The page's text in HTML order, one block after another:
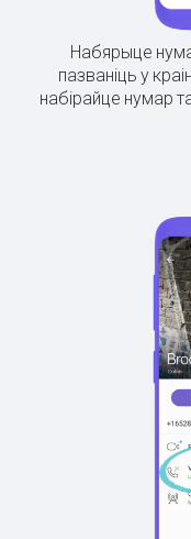
Набярыце
пазваніць у
набірайце нумар